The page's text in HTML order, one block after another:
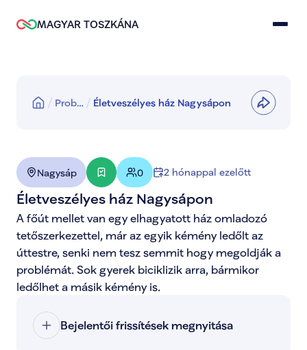
MAGYAR TOSZKÁNA
Prob… Életveszélyes ház Nagysápon
Nagysáp 0 2 hónappal ezelőtt
Életveszélyes ház Nagysápon
A főút mellet van egy elhagyatott ház omladozó
tetőszerkezettel, már az egyik kémény ledőlt az
úttestre, senki nem tesz semmit hogy megoldják a
problémát. Sok gyerek biciklizik arra, bármikor
ledőlhet a másik kémény is.
Bejelentői frissítések megnyitása